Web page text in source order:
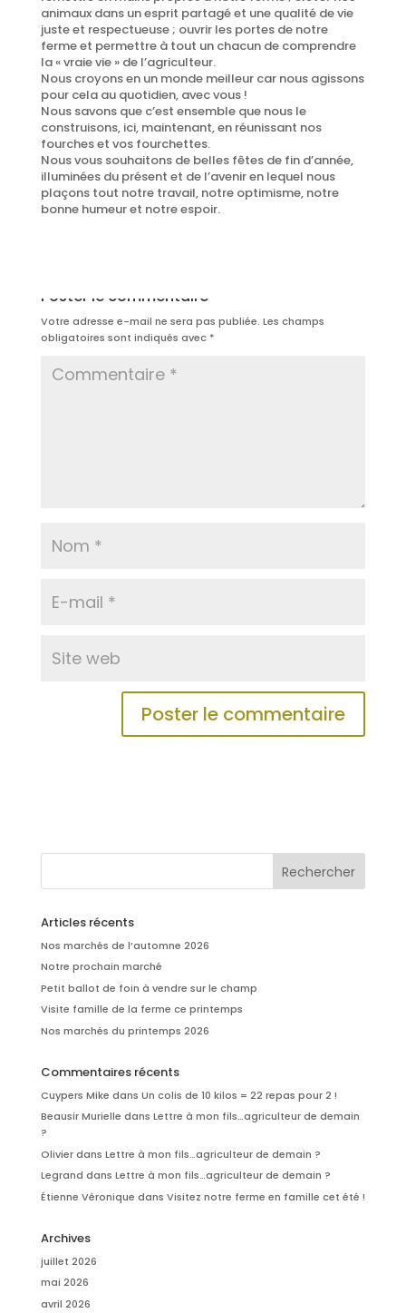
animaux dans un esprit partagé et une qualité de vie
juste et respectueuse ; ouvrir les portes de notre
ferme et permettre à tout un chacun de comprendre
la « vraie vie » de l’agriculteur.
Nous croyons en un monde meilleur car nous agissons
pour cela au quotidien, avec vous !
Nous savons que c’est ensemble que nous le
construisons, ici, maintenant, en réunissant nos
fourches et vos fourchettes.
Nous vous souhaitons de belles fêtes de fin d’année,
illuminées du présent et de l’avenir en lequel nous
plaçons tout notre travail, notre optimisme, notre
bonne humeur et notre espoir.
Poster le commentaire
Votre adresse e-mail ne sera pas publiée. Les champs
obligatoires sont indiqués avec *
Articles récents
Nos marchés de l’automne 2026
Notre prochain marché
Petit ballot de foin à vendre sur le champ
Visite famille de la ferme ce printemps
Nos marchés du printemps 2026
Commentaires récents
Cuypers Mike dans Un colis de 10 kilos = 22 repas pour 2 !
Beausir Murielle dans Lettre à mon fils…agriculteur de demain
?
Olivierdans Lettre à mon fils…agriculteur de demain ?
Legrand dans Lettre à mon fils…agriculteur de demain ?
Étienne Véronique dans Visitez notre ferme en famille cet été !
Archives
juillet 2026
mai 2026
avril 2026